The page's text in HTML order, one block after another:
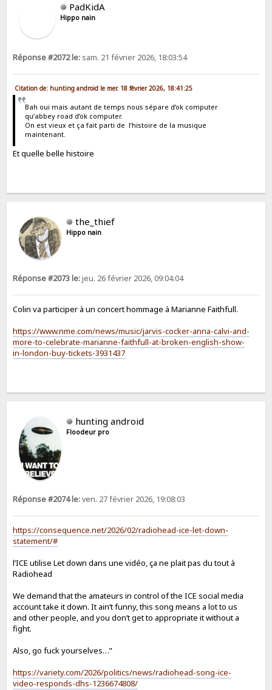
PadKidA
Hippo nain
Réponse #2072 le: sam. 21 février 2026, 18:03:54
Citation de: hunting android le mer. 18 février 2026, 18:41:25
Bah oui mais autant de temps nous sépare d’ok computer
qu’abbey road d’ok computer.
On est vieux et ça fait parti de l’histoire de la musique
maintenant.
Et quelle belle histoire
the_thief
Hippo nain
Réponse #2073 le:jeu. 26 février 2026, 09:04:04
Colin va participer à un concert hommage à Marianne Faithfull.
https://www.nme.com/news/music/jarvis-cocker-anna-calvi-and-
more-to-celebrate-marianne-faithfull-at-broken-english-show-
in-london-buy-tickets-3931437
hunting android
Floodeur pro
Réponse #2074 le:ven. 27 février 2026, 19:08:03
https://consequence.net/2026/02/radiohead-ice-let-down-
statement/#
l’ICE utilise Let down dans une vidéo, ça ne plait pas du tout à
Radiohead
We demand that the amateurs in control of the ICE social media
account take it down. It ain’t funny, this song means a lot to us
and other people, and you don’t get to appropriate it without a
fight.
Also, go fuck yourselves…”
https://variety.com/2026/politics/news/radiohead-song-ice-
video-responds-dhs-1236674808/